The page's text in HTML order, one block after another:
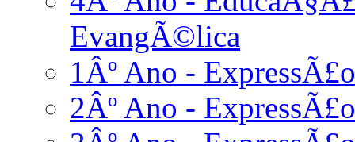
EvangÃ©lica
1Âº Ano -
2Âº Ano -